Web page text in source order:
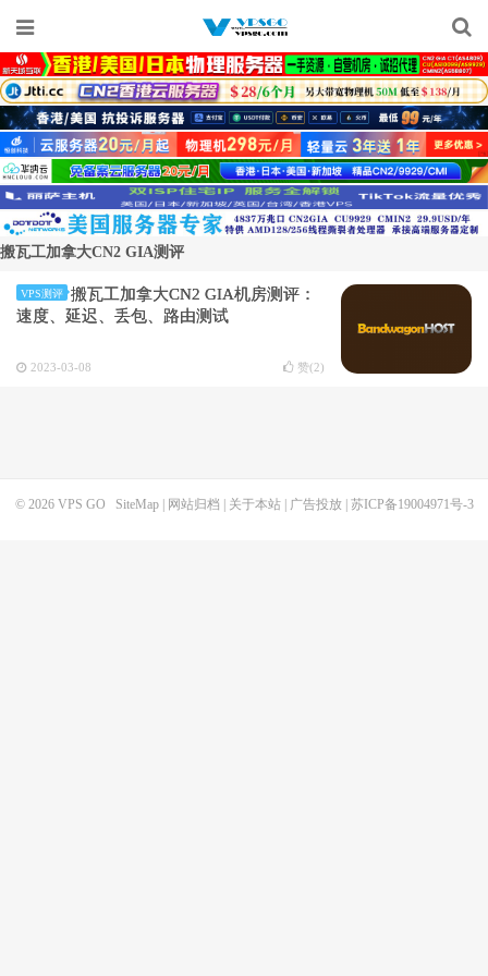
搬瓦工加拿大CN2 GIA测评
VPS测评
搬瓦工加拿大CN2 GIA机房测评：
速度、延迟、丢包、路由测试
2023-03-08 赞(2)
© 2026 VPS GO SiteMap| 网站归档 | 关于本站| 广告投放| 苏ICP备19004971号-3